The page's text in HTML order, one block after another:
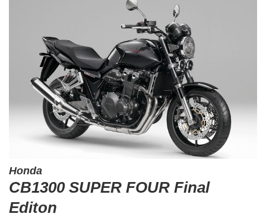
Honda
CB1300 SUPER FOUR Final
Editon